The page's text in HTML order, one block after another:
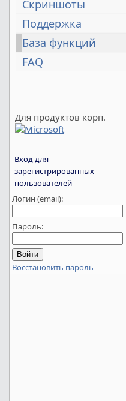
Скриншоты
Поддержка
База функций
FAQ
Для продуктов корп.
Вход для
зарегистрированных
пользователей
Логин (email):
Пароль:
Восстановить пароль